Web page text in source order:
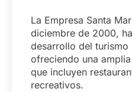
La Empresa Santa
diciembre de 2000,
desarrollo del turismo
ofreciendo una
que incluyen
recreativos.